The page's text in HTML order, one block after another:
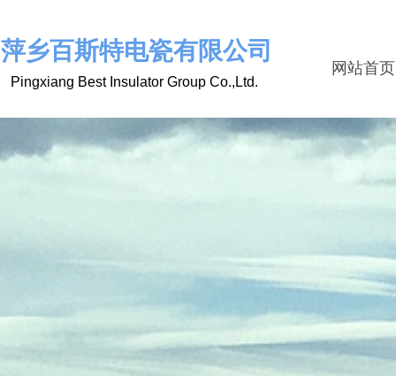
网站首页
萍乡百斯特电瓷有限公司
Pingxiang Best Insulator Group Co.,Ltd.